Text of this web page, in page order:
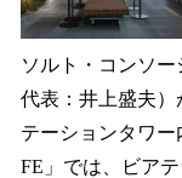
込
み
中
で
ソルト・コンソー
代表：井上盛夫）
テーションタワ
FE」では、ビア